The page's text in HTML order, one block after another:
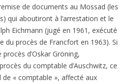
de documents au Mossad (les
qui aboutiront à l’arrestation et le
Eichmann (jugé en 1961, exécuté
du procès de Francfort en 1963). Si
d’Oskar Gröning,
du comptable d’Auschwitz, ce
de « comptable », affecté aux